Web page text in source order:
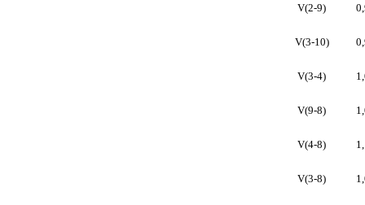
V(2-9)
V(3-10)
V(3-4)
V(9-8)
V(4-8)
V(3-8)